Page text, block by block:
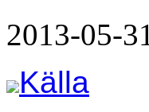
2013-05-
Källa